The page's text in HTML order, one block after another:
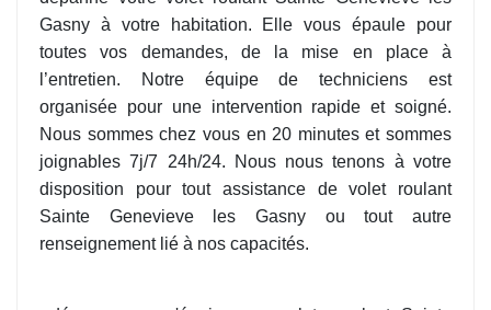
Gasny à votre habitation. Elle vous épaule pour
toutes vos demandes, de la mise en place à
l’entretien. Notre équipe de techniciens est
organisée pour une intervention rapide et soigné.
Nous sommes chez vous en 20 minutes et sommes
joignables 7j/7 24h/24. Nous nous tenons à votre
disposition pour tout assistance de volet roulant
Sainte Genevieve les Gasny ou tout autre
renseignement lié à nos capacités.